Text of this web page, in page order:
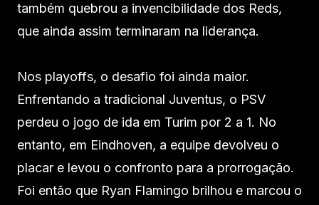
também quebrou a invencibilidade dos Reds,
que ainda assim terminaram na liderança.
Nos playoffs, o desafio foi ainda maior.
Enfrentando a tradicional Juventus, o PSV
perdeu o jogo de ida em Turim por 2 a 1. No
entanto, em Eindhoven, a equipe devolveu o
placar e levou o confronto para a prorrogação.
Foi então que Ryan Flamingo brilhou e marcou o